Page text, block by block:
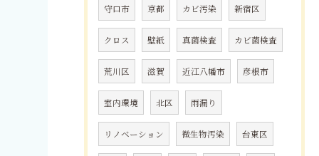
守口市 京都 カビ汚染 新宿区
クロス 壁紙 真菌検査 カビ菌検査
荒川区 滋賀 近江八幡市 彦根市
室内環境 北区 雨漏り
リノベーション 微生物汚染 台東区